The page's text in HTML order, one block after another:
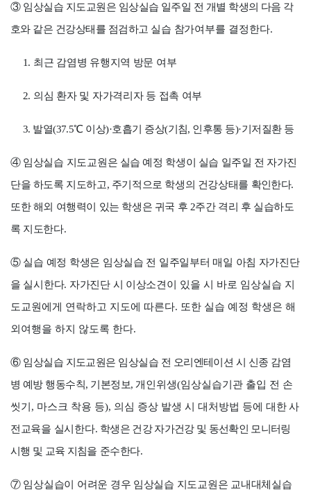
③ 임상실습 지도교원은 임상실습 일주일 전 개별 학생의 다음 각
호와 같은 건강상태를 점검하고 실습 참가여부를 결정한다.
1. 최근 감염병 유행지역 방문 여부
2. 의심 환자 및 자가격리자 등 접촉 여부
3. 발열(37.5℃ 이상)·호흡기 증상(기침, 인후통 등)·기저질환 등
④ 임상실습 지도교원은 실습 예정 학생이 실습 일주일 전 자가진
단을 하도록 지도하고, 주기적으로 학생의 건강상태를 확인한다.
또한 해외 여행력이 있는 학생은 귀국 후 2주간 격리 후 실습하도
록 지도한다.
⑤ 실습 예정 학생은 임상실습 전 일주일부터 매일 아침 자가진단
을 실시한다. 자가진단 시 이상소견이 있을 시 바로 임상실습 지
도교원에게 연락하고 지도에 따른다. 또한 실습 예정 학생은 해
외여행을 하지 않도록 한다.
⑥ 임상실습 지도교원은 임상실습 전 오리엔테이션 시 신종 감염
병 예방 행동수칙, 기본정보, 개인 위생(임상실습기관 출입 전 손
씻기 , 마스크 착용 등), 의심 증상 발생 시 대처방법 등에 대한 사
전교육을 실시한다. 학생은 건강 자가건강 및 동선확인 모니터링
시행 및 교육 지침을 준수한다.
⑦ 임상실습이 어려운 경우 임상실습 지도교원은 교내대체실습